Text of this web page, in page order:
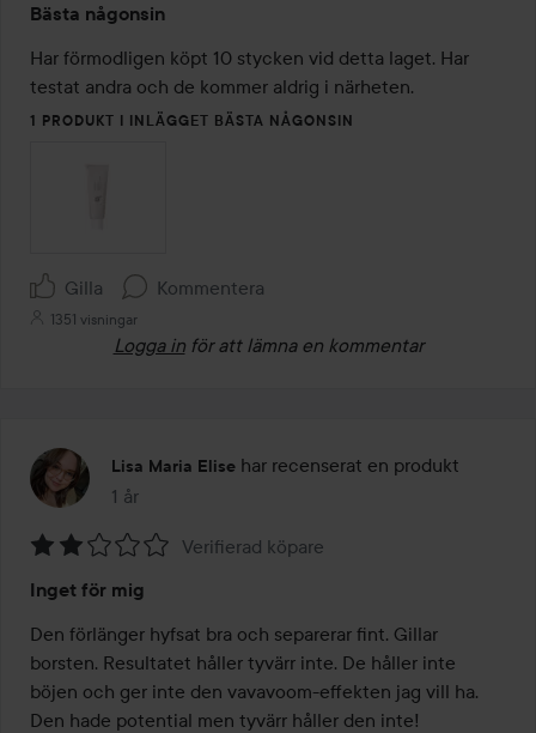
5
av
5
Bästa någonsin
Har förmodligen köpt 10 stycken vid detta laget. Har
testat andra och de kommer aldrig i närheten.
1 PRODUKT I INLÄGGET BÄSTA NÅGONSIN
Gilla Kommentera
1351 visningar
Logga in för att lämna en kommentar
Lisa Maria Elise har recenserat en produkt
1 år
Inlägget skapades 1 år
2
av
5
Verifierad köpare
Inget för mig
Den förlänger hyfsat bra och separerar fint. Gillar
borsten. Resultatet håller tyvärr inte. De håller inte
böjen och ger inte den vavavoom-effekten jag vill ha.
Den hade potential men tyvärr håller den inte!